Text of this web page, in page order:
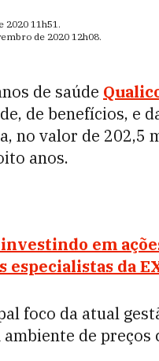
2020 11h51.
de 202012h08.
de saúde
de benefícios, e
no valor de 202,5
anos.
em
especialistas da
foco da atual
ambiente de